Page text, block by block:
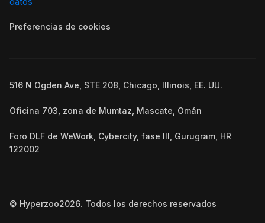
Preferencias de cookies
516 N Ogden Ave, STE 208, Chicago, Illinois, EE. UU.
Oficina 703, zona de Mumtaz, Mascate, Omán
Foro DLF de WeWork, Cybercity, fase III, Gurugram, HR
122002
© Hyperzoo2026. Todos los derechos reservados